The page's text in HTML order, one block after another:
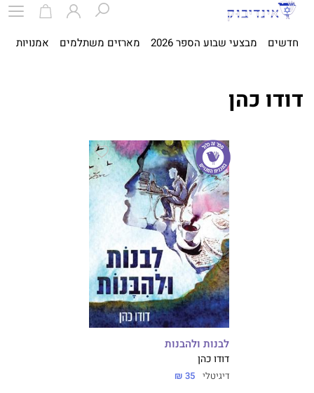
חדשים מבצעי שבוע הספר 2026 מארזים משתלמים אמנויות
דודו כהן
לבנות ולהבנות
דודו כהן
דיגיטלי 35 ₪